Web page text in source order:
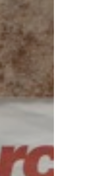
Private Cooking